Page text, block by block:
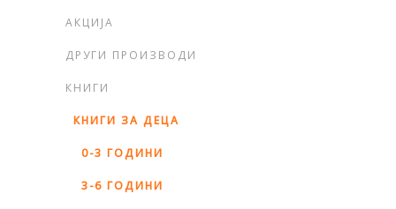
АКЦИЈА
ДРУГИ ПРОИЗВОДИ
КНИГИ
КНИГИ ЗА ДЕЦА
0-3 ГОДИНИ
3-6 ГОДИНИ